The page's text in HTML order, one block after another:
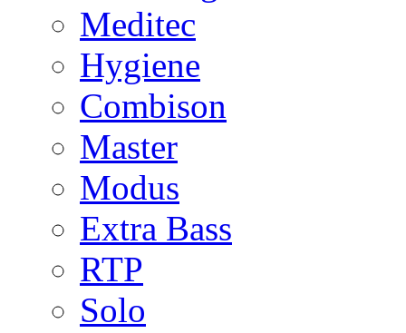
Meditec
Hygiene
Combison
Master
Modus
Extra Bass
RTP
Solo